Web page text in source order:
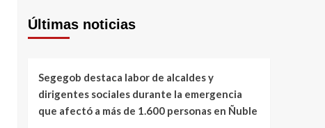
Últimas noticias
Segegob destaca labor de alcaldes y
dirigentes sociales durante la emergencia
que afectó a más de 1.600 personas en Ñuble